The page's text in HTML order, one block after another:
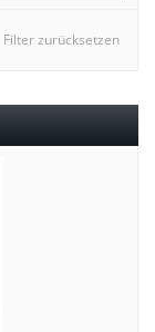
Filter zurücksetzen